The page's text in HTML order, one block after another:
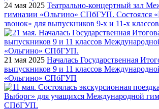
24 мая 2025 Театрально-концертный зал
гимназии «Ольгино» СПбГУП. Состоялся
звонок» для выпускников 9-х и 11-х классов
21 мая 2025 Началась Государственная
выпускников 9 и 11 классов
«Ольгино» СПбГУП